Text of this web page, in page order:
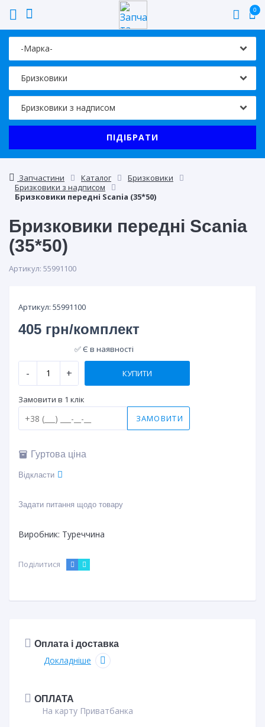
0
ПІДІБРАТИ
Запчастини Каталог
Бризковики
Бризковики з надписом
Бризковики передні Scania (35*50)
Бризковики передні Scania
(35*50)
Артикул: 55991100
Артикул: 55991100
405 грн/комплект
✅ Є в наявності
- +
Замовити в 1 клік
ЗАМОВИТИ
Гуртова ціна
Відкласти
Задати питання щодо товару
Виробник: Туреччина
Поділитися
Оплата і доставка
Докладніше
ОПЛАТА
На карту Приватбанка